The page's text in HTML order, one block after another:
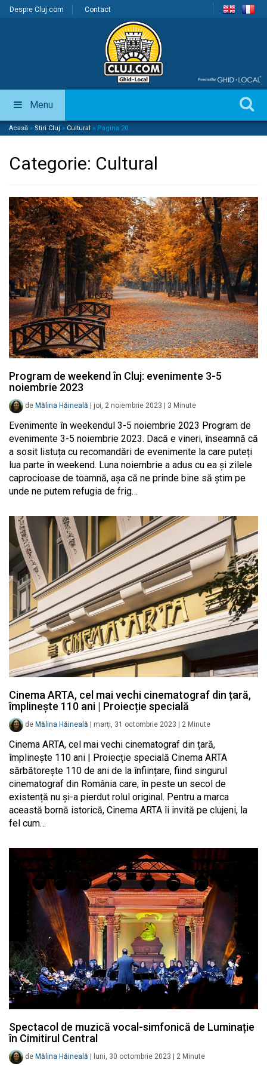
Despre Cluj.com Contact
Menu
Acasă » Stiri Cluj » Cultural » Pagina 20
Categorie: Cultural
Program de weekend în Cluj: evenimente 3-5
noiembrie 2023
de Mălina Hăineală joi, 2 noiembrie 2023 3 Minute
Evenimente în weekendul 3-5 noiembrie 2023 Program de
evenimente 3-5 noiembrie 2023. Dacă e vineri, înseamnă că
a sosit listuța cu recomandări de evenimente la care puteți
lua parte în weekend. Luna noiembrie a adus cu ea și zilele
caprocioase de toamnă, așa că ne prinde bine să știm pe
unde ne putem refugia de frig…
Cinema ARTA, cel mai vechi cinematograf din țară,
împlinește 110 ani | Proiecție specială
de Mălina Hăineală marți, 31 octombrie 2023 2 Minute
Cinema ARTA, cel mai vechi cinematograf din țară,
împlinește 110 ani | Proiecție specială Cinema ARTA
sărbătorește 110 de ani de la înființare, fiind singurul
cinematograf din România care, în peste un secol de
existență nu și-a pierdut rolul original. Pentru a marca
această bornă istorică, Cinema ARTA îi invită pe clujeni, la
fel cum…
Spectacol de muzică vocal-simfonică de Luminație
în Cimitirul Central
de Mălina Hăineală luni, 30 octombrie 2023 2 Minute